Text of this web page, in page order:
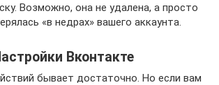
Возможно, она не удалена, а просто
«в недрах» вашего аккаунта.
Вконтакте
бывает достаточно. Но если вам